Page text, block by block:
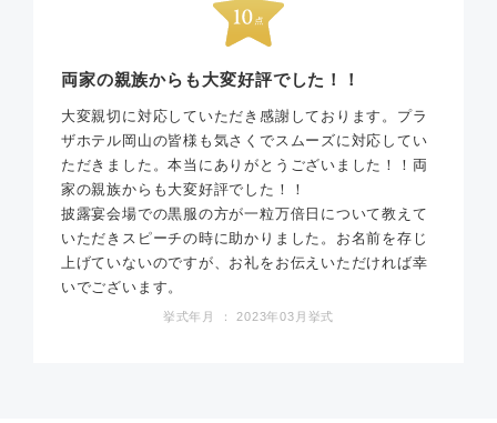
両家の親族からも大変好評でした！！
大変親切に対応していただき感謝しております。プラ
ザホテル岡山の皆様も気さくでスムーズに対応してい
ただきました。本当にありがとうございました！！両
家の親族からも大変好評でした！！
披露宴会場での黒服の方が一粒万倍日について教えて
いただきスピーチの時に助かりました。お名前を存じ
上げていないのですが、お礼をお伝えいただければ幸
いでございます。
挙式年月 ： 2023年03月挙式